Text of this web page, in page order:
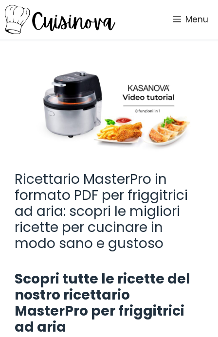
Vai
al
contenuto
Menu
Ricettario MasterPro in
formato PDF per friggitrici
ad aria: scopri le migliori
ricette per cucinare in
modo sano e gustoso
Scopri tutte le ricette del
nostro ricettario
MasterPro per friggitrici
ad aria